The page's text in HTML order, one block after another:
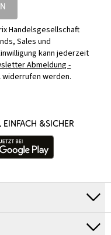
Handelsgesellschaft
Sales und
kann jederzeit
Abmeldung -
widerrufen werden.
&SICHER